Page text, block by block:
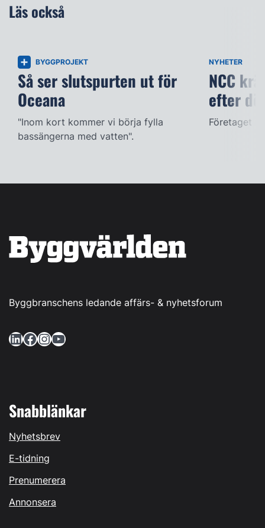
Läs också
BYGGPROJEKT
Så ser slutspurten ut för
Oceana
"Inom kort kommer vi börja fylla
bassängerna med vatten".
NYHETER
NCC
efter
Företaget
Byggbranschens ledande affärs- & nyhetsforum
LinkedIn Facebook InstagramYouTube
Snabblänkar
Nyhetsbrev
E-tidning
Prenumerera
Annonsera